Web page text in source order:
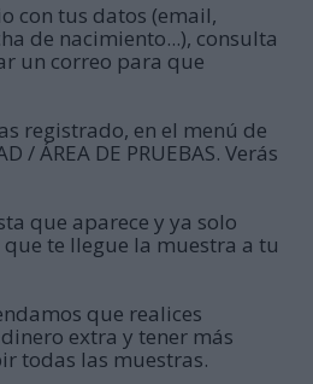
con tus datos (email,
de nacimiento...), consulta
un correo para que
registrado, en el menú de
/ ÁREA DE PRUEBAS. Verás
que aparece y ya solo
te llegue la muestra a tu
que realices
extra y tener más
todas las muestras.